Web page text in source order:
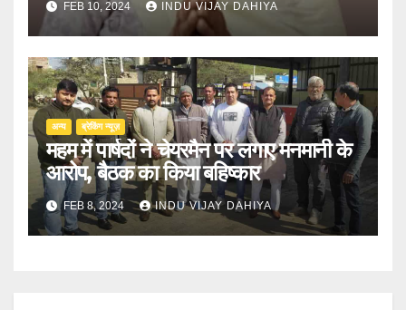
FEB 10, 2024 INDU VIJAY DAHIYA
अन्य ब्रेकिंग न्यूज़
महम में पार्षदों ने चेयरमैन पर लगाए मनमानी के
आरोप, बैठक का किया बहिष्कार
FEB 8, 2024 INDU VIJAY DAHIYA